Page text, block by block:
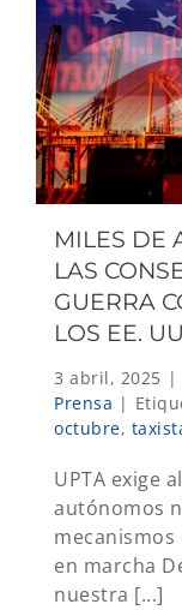
MILES DE
LAS
GUERRA
LOS EE.
3 abril, 2025 |
Prensa |
octubre,
UPTA exige
autónomos
en marcha
nuestra [...]